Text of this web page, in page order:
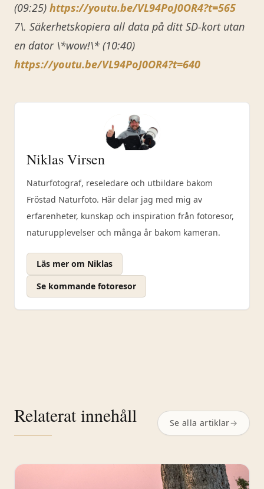
(09:25) https://youtu.be/VL94PoJ0OR4?t=565
7\. Säkerhetskopiera all data på ditt SD-kort utan
en dator \*wow!\* (10:40)
https://youtu.be/VL94PoJ0OR4?t=640
Niklas Virsen
Naturfotograf, reseledare och utbildare bakom
Fröstad Naturfoto. Här delar jag med mig av
erfarenheter, kunskap och inspiration från fotoresor,
naturupplevelser och många år bakom kameran.
Läs mer om Niklas
Se kommande fotoresor
Relaterat innehåll Se alla artiklar→